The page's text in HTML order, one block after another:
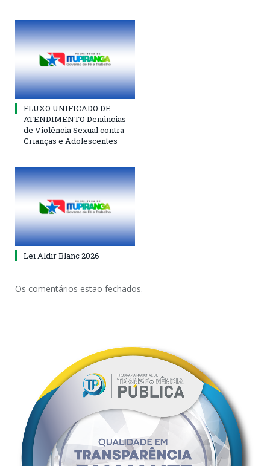
FLUXO UNIFICADO DE
ATENDIMENTO Denúncias
de Violência Sexual contra
Crianças e Adolescentes
Lei Aldir Blanc 2026
Os comentários estão fechados.